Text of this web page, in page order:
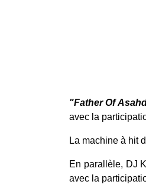
"Father Of
avec la
La machine à hit
En parallèle, DJ
avec la